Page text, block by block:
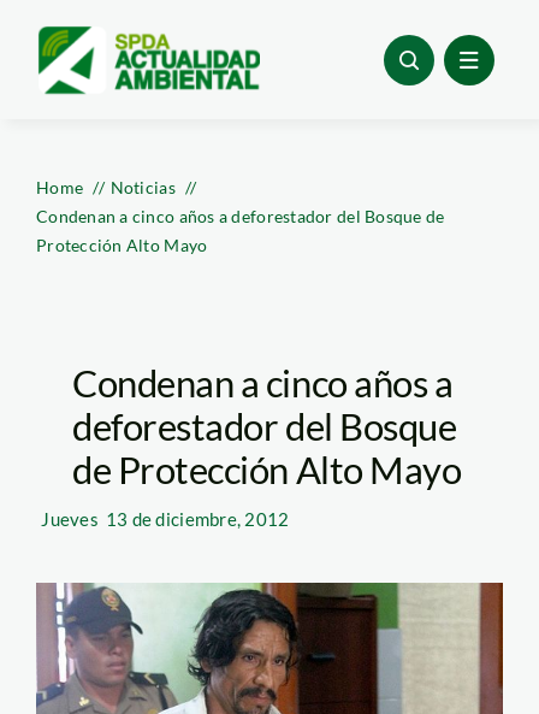
content
Home
Noticias
Condenan a cinco años a deforestador del Bosque de
Protección Alto Mayo
Condenan a cinco años a
deforestador del Bosque
de Protección Alto Mayo
Jueves 13 de diciembre, 2012